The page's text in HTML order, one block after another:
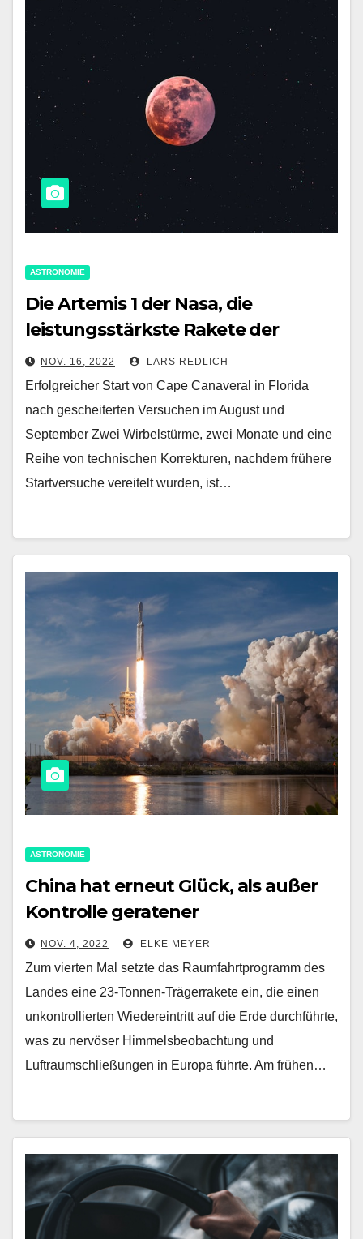
ASTRONOMIE
Die Artemis 1 der Nasa, die
leistungsstärkste Rakete der
Geschichte, hebt zum Mond ab
NOV. 16, 2022 LARS REDLICH
Erfolgreicher Start von Cape Canaveral in Florida
nach gescheiterten Versuchen im August und
September Zwei Wirbelstürme, zwei Monate und eine
Reihe von technischen Korrekturen, nachdem frühere
Startversuche vereitelt wurden, ist…
ASTRONOMIE
China hat erneut Glück, als außer
Kontrolle geratener
Raketenbooster in den Pazifik
stürzt
NOV. 4, 2022 ELKE MEYER
Zum vierten Mal setzte das Raumfahrtprogramm des
Landes eine 23-Tonnen-Trägerrakete ein, die einen
unkontrollierten Wiedereintritt auf die Erde durchführte,
was zu nervöser Himmelsbeobachtung und
Luftraumschließungen in Europa führte. Am frühen…